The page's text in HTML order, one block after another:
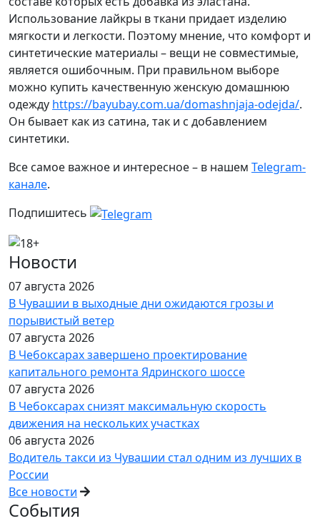
Использование лайкры в ткани придает изделию
мягкости и легкости. Поэтому мнение, что комфорт и
синтетические материалы – вещи не совместимые,
является ошибочным. При правильном выборе
можно купить качественную женскую домашнюю
одежду https://bayubay.com.ua/domashnjaja-odejda/.
Он бывает как из сатина, так и с добавлением
синтетики.
Все самое важное и интересное – в нашем Telegram-
канале.
Подпишитесь
Новости
07 августа 2026
В Чувашии в выходные дни ожидаются грозы и
порывистый ветер
07 августа 2026
В Чебоксарах завершено проектирование
капитального ремонта Ядринского шоссе
07 августа 2026
В Чебоксарах снизят максимальную скорость
движения на нескольких участках
06 августа 2026
Водитель такси из Чувашии стал одним из лучших в
России
Все новости
События